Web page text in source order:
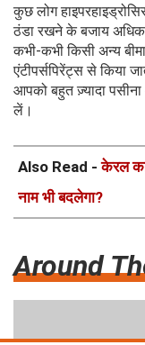
कुछ लोग
ठंडा रखने के बजाय अधिक
कभी-कभी किसी अन्य
एंटीपर्सपिरेंट्स से किया
आपको बहुत ज़्यादा
लें।
Also Read -केरल का
नाम भी बदलेगा?
Around